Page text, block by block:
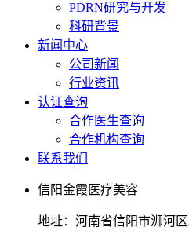
PDRN研究与开发
科研背景
新闻中心
公司新闻
行业资讯
认证查询
合作医生查询
合作机构查询
联系我们
信阳金霞医疗美容
地址：河南省信阳市浉河